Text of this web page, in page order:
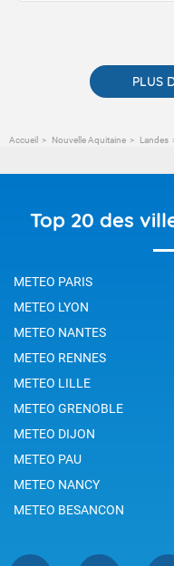
PLUS
Accueil Nouvelle Aquitaine Landes
Top 20 des
METEO PARIS
METEO LYON
METEO NANTES
METEO RENNES
METEO LILLE
METEO GRENOBLE
METEO DIJON
METEO PAU
METEO NANCY
METEO BESANCON